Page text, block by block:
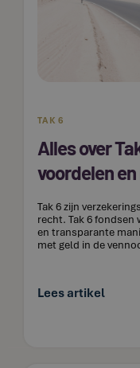
TAK 6
Alles over
voordelen
Tak 6 zijn
recht. Tak 6
en transparante
met geld in de
Lees artikel